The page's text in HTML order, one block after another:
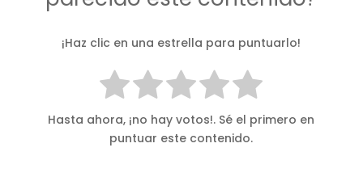
¡Haz clic en una estrella para puntuarlo!
Hasta ahora, ¡no hay votos!. Sé el primero en
puntuar este contenido.